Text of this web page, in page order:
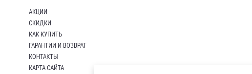
АКЦИИ
СКИДКИ
КАК КУПИТЬ
ГАРАНТИИ И ВОЗВРАТ
КОНТАКТЫ
КАРТА САЙТА